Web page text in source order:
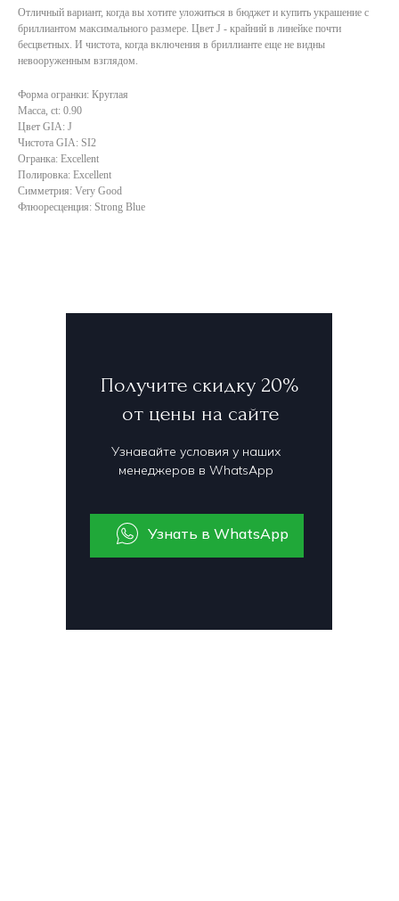
Отличный вариант, когда вы хотите уложиться в бюджет и купить украшение с
бриллиантом максимального размере. Цвет J - крайний в линейке почти
бесцветных. И чистота, когда включения в бриллианте еще не видны
невооруженным взглядом.
Форма огранки: Круглая
Масса, ct: 0.90
Цвет GIA: J
Чистота GIA: SI2
Огранка: Excellent
Полировка: Excellent
Симметрия: Very Good
Флюоресценция: Strong Blue
Получите скидку 20%
от цены на сайте
Узнавайте условия у наших
менеджеров в WhatsApp
Узнать в WhatsApp